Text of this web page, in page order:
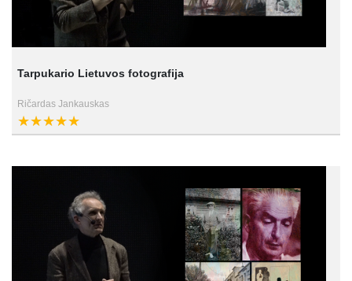
Tarpukario Lietuvos fotografija
Ričardas Jankauskas